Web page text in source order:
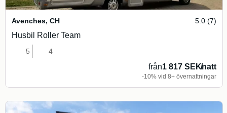
Avenches, CH 5.0 (7)
Husbil Roller Team
5 4
från1 817 SEK/natt
-10% vid 8+ övernattningar